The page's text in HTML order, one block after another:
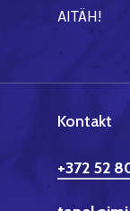
AITÄH!
Kontakt
+372 52